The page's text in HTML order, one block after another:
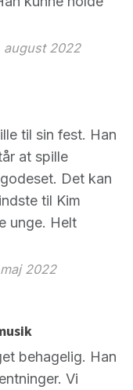
august 2022
til sin fest. Han
at spille
Det kan
til Kim
unge. Helt
2022
behagelig. Han
Vi